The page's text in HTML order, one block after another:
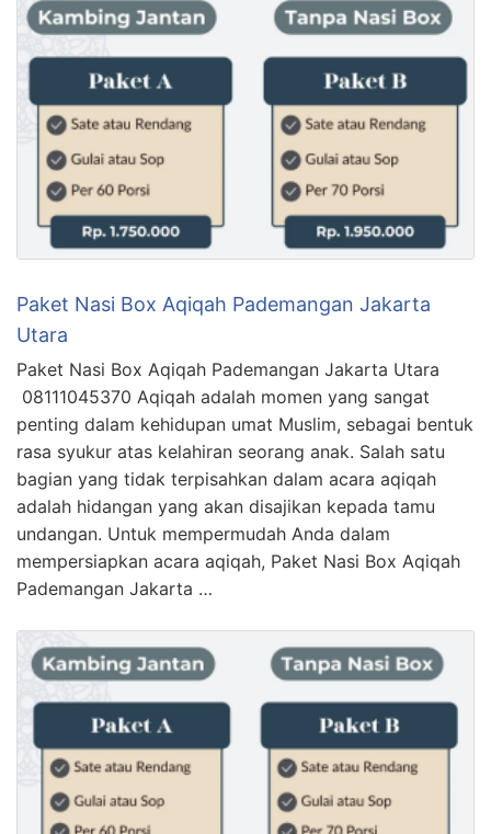
Paket Nasi Box Aqiqah Pademangan Jakarta
Utara
Paket Nasi Box Aqiqah Pademangan Jakarta Utara
08111045370 Aqiqah adalah momen yang sangat
penting dalam kehidupan umat Muslim, sebagai bentuk
rasa syukur atas kelahiran seorang anak. Salah satu
bagian yang tidak terpisahkan dalam acara aqiqah
adalah hidangan yang akan disajikan kepada tamu
undangan. Untuk mempermudah Anda dalam
mempersiapkan acara aqiqah, Paket Nasi Box Aqiqah
Pademangan Jakarta …